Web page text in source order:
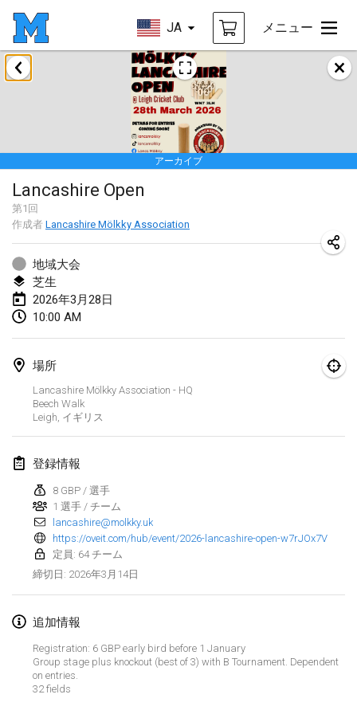
JA メニュー
アーカイブ
Lancashire Open
第1 回
作成者 Lancashire Mölkky Association
地域大会
芝生
2026年3月28日
10:00 AM
場所
Lancashire Mölkky Association - HQ
Beech Walk
Leigh イギリス
登録情報
8 GBP / 選手
1 選手 / チーム
lancashire@molkky.uk
https://oveit.com/hub/event/2026-lancashire-open-w7rJOx7V
定員: 64 チーム
締切日 : 2026年3月14日
追加情報
Registration: 6 GBP early bird before 1 January
Group stage plus knockout (best of 3) with B Tournament. Dependent
on entries.
32 fields
2026年1月
Tournoi de la bonne année
|フランス
Open de Boulay Triplette
2026年1月17日|フランス
Concours de Honnelles
2026年1月18日|ベルギー
Tournoi de Mölkky - Lesfous Dubâtonvaigeois
2026年1月31日
2026年2月1日 オーストラリア
Indoor Polish Open 2026 - Doubles
2026年2月7日
Lazala Indoor Cup ZMGZEG
2026年2月7日
Indoor Polish Open 2026 - Singles
2026年2月8日 |ポーランド
2026年2月14日
GB Master
2026年2月21日